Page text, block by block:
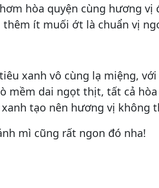
hòa quyện cùng hương vị
thêm ít muối ớt là chuẩn vị
xanh vô cùng lạ miệng,
mềm dai ngọt thịt, tất cả
tạo nên hương vị không
mì cũng rất ngon đó nha!